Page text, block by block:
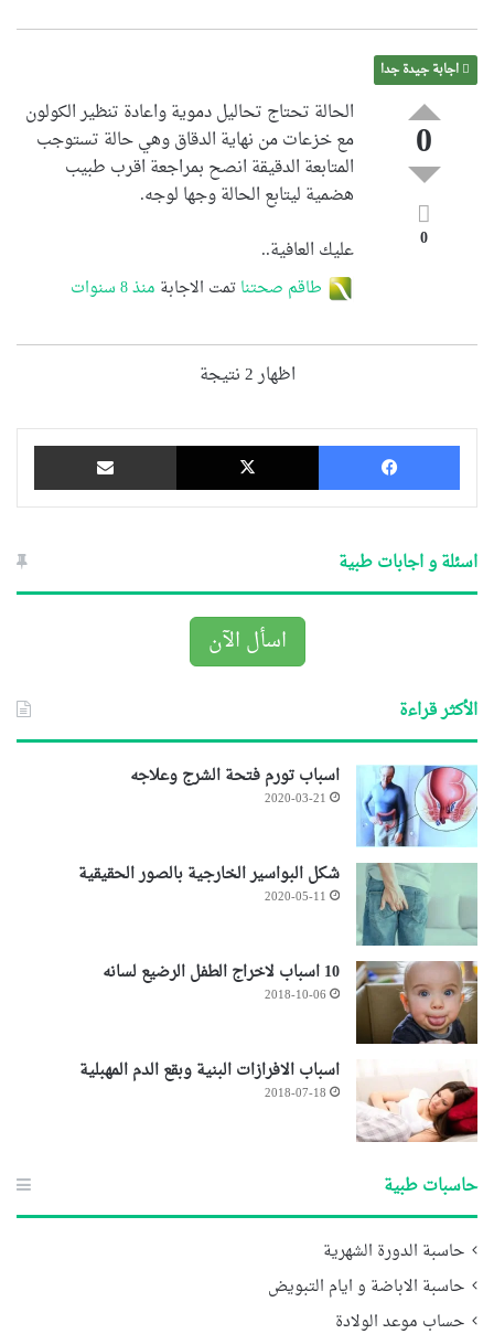
اجابة جيدة جدا
0
0
الحالة تحتاج تحاليل دموية واعادة تنظير الكولون
مع خزعات من نهاية الدقاق وهي حالة تستوجب
المتابعة الدقيقة انصح بمراجعة اقرب طبيب
هضمية ليتابع الحالة وجها لوجه.
عليك العافية..
طاقم صحتناتمت الاجابة منذ 8 سنوات
اظهار 2 نتيجة
فيسبوك ‫X
اسئلة و اجابات طبية
اسأل الآن
الأكثر قراءة
اسباب تورم فتحة الشرج وعلاجه
2020-03-21
شكل البواسير الخارجية بالصور الحقيقية
2020-05-11
10 اسباب لاخراج الطفل الرضيع لسانه
2018-10-06
اسباب الافرازات البنية وبقع الدم المهبلية
2018-07-18
حاسبات طبية
حاسبة الدورة الشهرية
حاسبة الاباضة و ايام التبويض
حساب موعد الولادة